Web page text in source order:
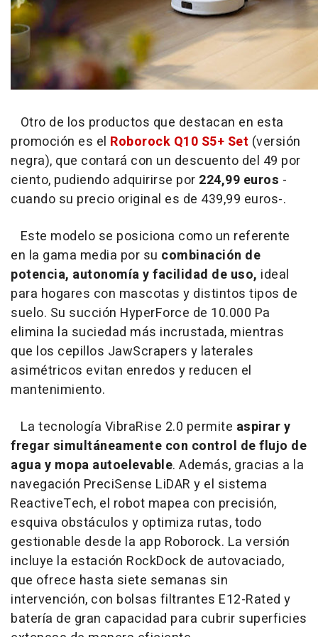
Otro de los productos que destacan en esta
promoción es el Roborock Q10 S5+ Set (versión
negra), que contará con un descuento del 49 por
ciento, pudiendo adquirirse por 224,99 euros -
cuando su precio original es de 439,99 euros-.
Este modelo se posiciona como un referente
en la gama media por su combinación de
potencia, autonomía y facilidad de uso, ideal
para hogares con mascotas y distintos tipos de
suelo. Su succión HyperForce de 10.000 Pa
elimina la suciedad más incrustada, mientras
que los cepillos JawScrapers y laterales
asimétricos evitan enredos y reducen el
mantenimiento.
La tecnología VibraRise 2.0 permite aspirar y
fregar simultáneamente con control de flujo de
agua y mopa autoelevable. Además, gracias a la
navegación PreciSense LiDAR y el sistema
ReactiveTech, el robot mapea con precisión,
esquiva obstáculos y optimiza rutas, todo
gestionable desde la app Roborock. La versión
incluye la estación RockDock de autovaciado,
que ofrece hasta siete semanas sin
intervención, con bolsas filtrantes E12-Rated y
batería de gran capacidad para cubrir superficies